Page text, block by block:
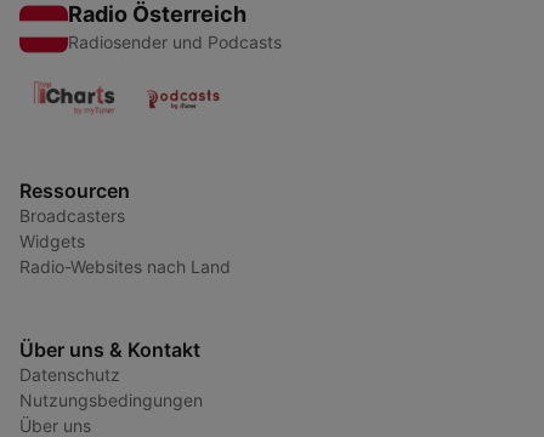
Radio Österreich
Radiosender und Podcasts
Ressourcen
Broadcasters
Widgets
Radio-Websites nach Land
Über uns & Kontakt
Datenschutz
Nutzungsbedingungen
Über uns